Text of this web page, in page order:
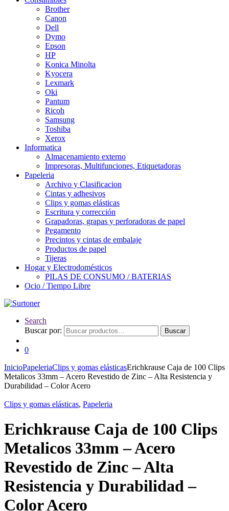
Brother
Canon
Dell
Dymo
Epson
HP
Konica Minolta
Kyocera
Lexmark
Oki
Pantum
Ricoh
Samsung
Toshiba
Xerox
Informatica
Almacenamiento externo
Impresoras, Multifunciones, Etiquetadoras
Papeleria
Archivo y Clasificacion
Cintas y adhesivos
Clips y gomas elásticas
Escritura y corrección
Grapadoras, grapas y perforadoras de papel
Pegamento
Precintos y cintas de embalaje
Productos de papel
Tijeras
Hogar y Electrodomésticos
PILAS DE CONSUMO / BATERIAS
Ocio / Tiempo Libre
Search
Buscar por:
Buscar
0
InicioPapeleriaClips y gomas elásticasErichkrause Caja de 100 Clips
Metalicos 33mm – Acero Revestido de Zinc – Alta Resistencia y
Durabilidad – Color Acero
Clips y gomas elásticas, Papeleria
Erichkrause Caja de 100 Clips
Metalicos 33mm – Acero
Revestido de Zinc – Alta
Resistencia y Durabilidad –
Color Acero